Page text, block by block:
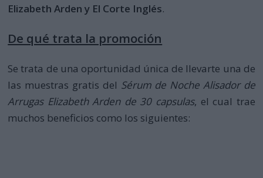
Elizabeth Arden y El Corte Inglés.
De qué trata la promoción
Se trata de una oportunidad única de llevarte una de
las muestras gratis del Sérum de Noche Alisador de
Arrugas Elizabeth Arden de 30 capsulas, el cual trae
muchos beneficios como los siguientes: